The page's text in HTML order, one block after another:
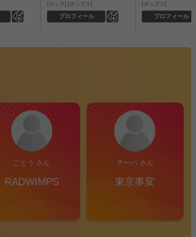
プロフィール
ロック ポップス
プロフィール
ポップス
ごとう さん
RADWIMPS
チーバ さん
東京事変